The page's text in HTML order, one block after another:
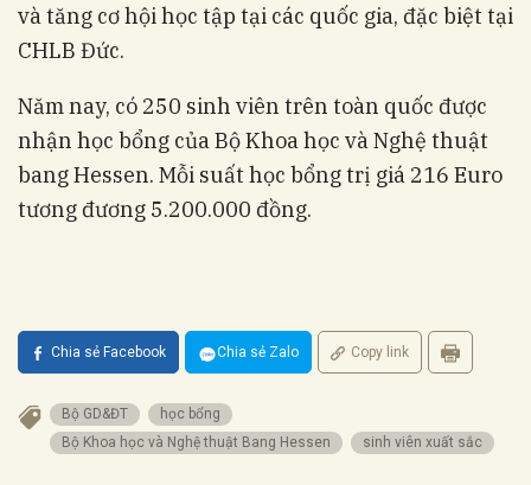
và tăng cơ hội học tập tại các quốc gia, đặc biệt tại
CHLB Đức.
Năm nay, có 250 sinh viên trên toàn quốc được
nhận học bổng của Bộ Khoa học và Nghệ thuật
bang Hessen. Mỗi suất học bổng trị giá 216 Euro
tương đương 5.200.000 đồng.
Chia sẻ Facebook Chia sẻ Zalo Copy link
Bộ GD&ĐT
học bổng
Bộ Khoa học và Nghệ thuật Bang Hessen
sinh viên xuất sắc